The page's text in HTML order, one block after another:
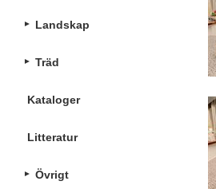
Landskap
Träd
Kataloger
Litteratur
Övrigt